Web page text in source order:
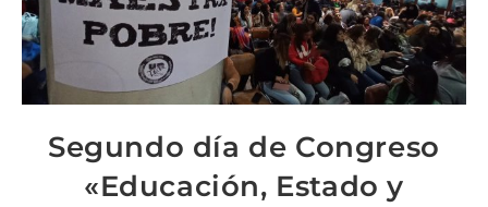
Segundo día de Congreso
«Educación, Estado y